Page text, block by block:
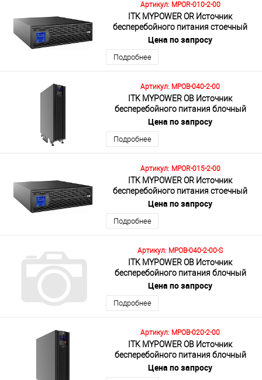
Артикул: MPOR-010-2-00
ITK MYPOWER OR Источник
бесперебойного питания стоечный
MPOR120 10кВА/10кВт
мультифазный 3U без АКБ
Цена по запросу
Подробнее
Артикул: MPOB-040-2-00
ITK MYPOWER OB Источник
бесперебойного питания блочный
MPOB120 40кВА/40кВт
мультифазный без АКБ
Цена по запросу
Подробнее
Артикул: MPOR-015-2-00
ITK MYPOWER OR Источник
бесперебойного питания стоечный
MPOR120 15кВА/15кВт
мультифазный 3U без АКБ
Цена по запросу
Подробнее
Артикул: MPOB-040-2-00-S
ITK MYPOWER OB Источник
бесперебойного питания блочный
MPOB120 40кВА/40кВт
мультифазный без АКБ с SNMP
Цена по запросу
Подробнее
Артикул: MPOB-020-2-00
ITK MYPOWER OB Источник
бесперебойного питания блочный
MPOB120 20кВА/20кВт
мультифазный без АКБ
Цена по запросу